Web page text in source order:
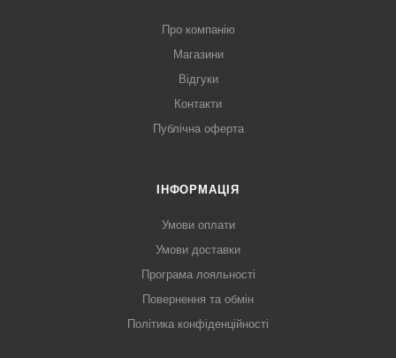
Про компанію
Магазини
Відгуки
Контакти
Публічна оферта
ІНФОРМАЦІЯ
Умови оплати
Умови доставки
Програма лояльності
Повернення та обмін
Політика конфіденційності